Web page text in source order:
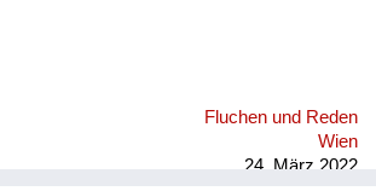
Fluchen und Reden
Wien
24. März 2022